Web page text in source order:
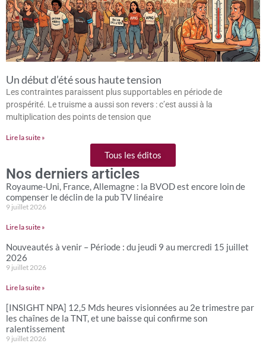
Un début d’été sous haute tension
Les contraintes paraissent plus supportables en période de
prospérité. Le truisme a aussi son revers : c’est aussi à la
multiplication des points de tension que
Lire la suite »
Tous les éditos
Nos derniers articles
Royaume-Uni, France, Allemagne : la BVOD est encore loin de
compenser le déclin de la pub TV linéaire
9 juillet 2026
Lire la suite »
Nouveautés à venir – Période : du jeudi 9 au mercredi 15 juillet
2026
9 juillet 2026
Lire la suite »
[INSIGHT NPA] 12,5 Mds heures visionnées au 2e trimestre par
les chaînes de la TNT, et une baisse qui confirme son
ralentissement
9 juillet 2026